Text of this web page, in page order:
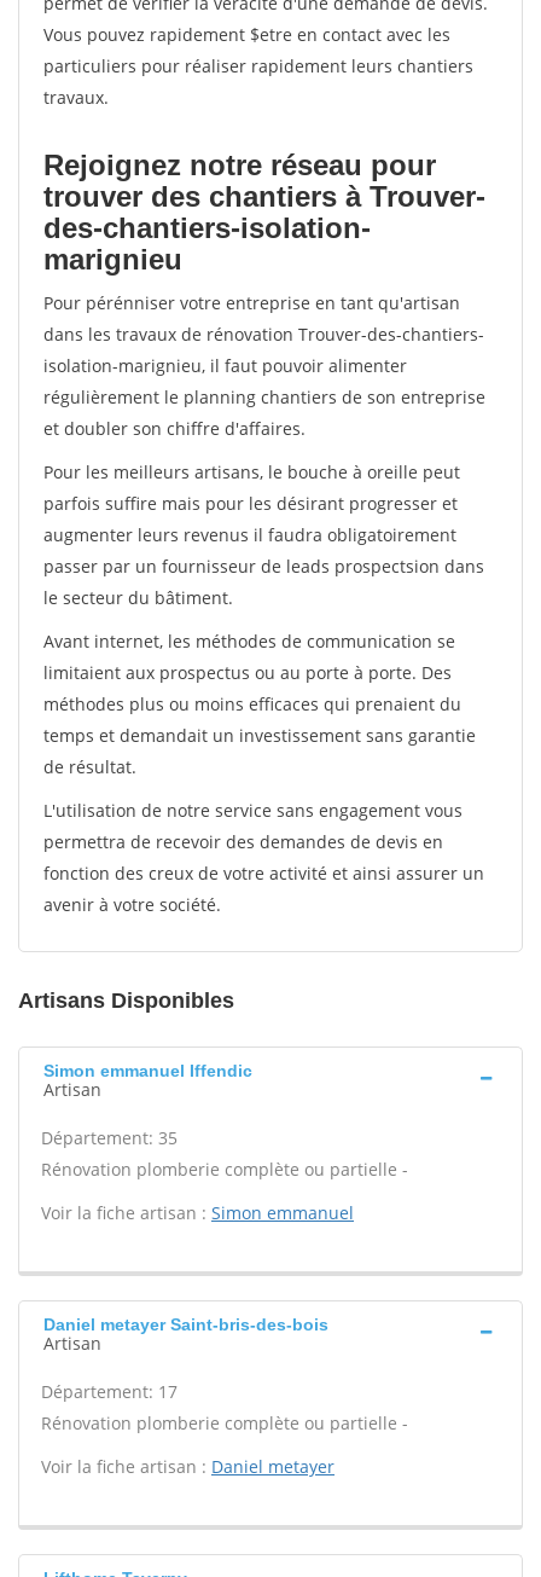
Vous pouvez rapidement $etre en contact avec les
particuliers pour réaliser rapidement leurs chantiers
travaux.
Rejoignez notre réseau pour
trouver des chantiers à Trouver-
des-chantiers-isolation-
marignieu
Pour pérénniser votre entreprise en tant qu'artisan
dans les travaux de rénovation Trouver-des-chantiers-
isolation-marignieu, il faut pouvoir alimenter
régulièrement le planning chantiers de son entreprise
et doubler son chiffre d'affaires.
Pour les meilleurs artisans, le bouche à oreille peut
parfois suffire mais pour les désirant progresser et
augmenter leurs revenus il faudra obligatoirement
passer par un fournisseur de leads prospectsion dans
le secteur du bâtiment.
Avant internet, les méthodes de communication se
limitaient aux prospectus ou au porte à porte. Des
méthodes plus ou moins efficaces qui prenaient du
temps et demandait un investissement sans garantie
de résultat.
L'utilisation de notre service sans engagement vous
permettra de recevoir des demandes de devis en
fonction des creux de votre activité et ainsi assurer un
avenir à votre société.
Artisans Disponibles
Simon emmanuel Iffendic
Artisan
Département: 35
Rénovation plomberie complète ou partielle -
Voir la fiche artisan : Simon emmanuel
Daniel metayer Saint-bris-des-bois
Artisan
Département: 17
Rénovation plomberie complète ou partielle -
Voir la fiche artisan : Daniel metayer